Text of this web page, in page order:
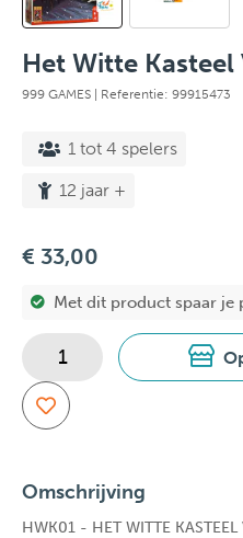
Het Witte Kasteel
999 GAMES | Referentie: 99915473
1 tot 4 spelers
12 jaar +
€ 33,00
Met dit product spaar je
Omschrijving
HWK01 - HET WITTE